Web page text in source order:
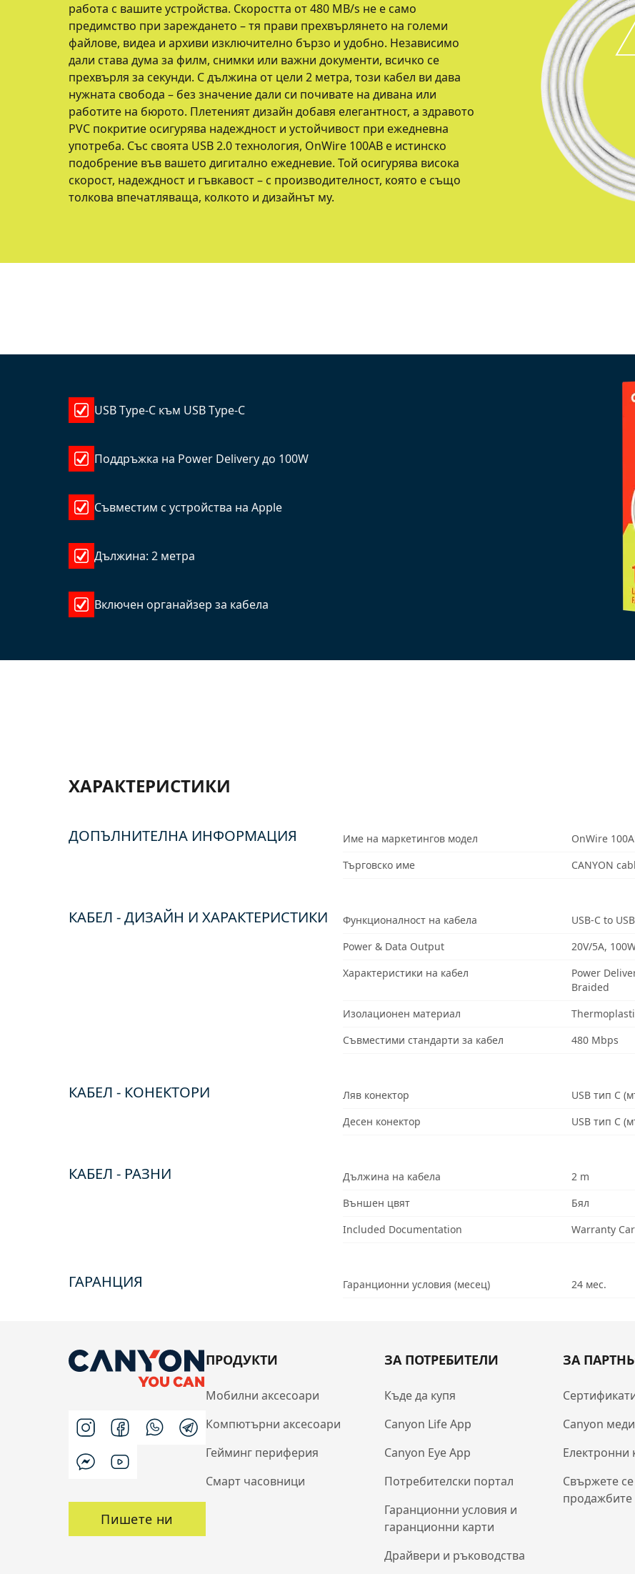
работа с вашите устройства. Скоростта от 480 MB/s не е само
предимство при зареждането – тя прави прехвърлянето на големи
файлове, видеа и архиви изключително бързо и удобно. Независимо
дали става дума за филм, снимки или важни документи, всичко се
прехвърля за секунди. С дължина от цели 2 метра, този кабел ви дава
нужната свобода – без значение дали си почивате на дивана или
работите на бюрото. Плетеният дизайн добавя елегантност, а здравото
PVC покритие осигурява надеждност и устойчивост при ежедневна
употреба. Със своята USB 2.0 технология, OnWire 100AB е истинско
подобрение във вашето дигитално ежедневие. Той осигурява висока
скорост, надеждност и гъвкавост – с производителност, която е също
толкова впечатляваща, колкото и дизайнът му.
USB Type-C към USB Type-C
Поддръжка на Power Delivery до 100W
Съвместим с устройства на Apple
Дължина: 2 метра
Включен органайзер за кабела
ХАРАКТЕРИСТИКИ
ДОПЪЛНИТЕЛНА ИНФОРМАЦИЯ Име на маркетингов модел
OnWire
Търговско име
CANYON
КАБЕЛ - ДИЗАЙН И ХАРАКТЕРИСТИКИ Функционалност на кабела
USB-C to
Power & Data Output
20V/5A,
Характеристики на кабел
Power
Braided
Изолационен материал
Съвместими стандарти за кабел
480 Mbps
КАБЕЛ - КОНЕКТОРИ Ляв конектор
USB тип C
Десен конектор
USB тип C
КАБЕЛ - РАЗНИ Дължина на кабела
2 m
Външен цвят
Бял
Included Documentation
Warranty
ГАРАНЦИЯ Гаранционни условия (месец) 24 мес.
Пишете ни
ПРОДУКТИ
Мобилни аксесоари
Компютърни аксесоари
Гейминг периферия
Смарт часовници
ЗА ПОТРЕБИТЕЛИ
Къде да купя
Canyon Life App
Canyon Eye App
Потребителски портал
Гаранционни условия и
гаранционни карти
Драйвери и ръководства
ЗА
Canyon
Електронни
Свържете
продажбите